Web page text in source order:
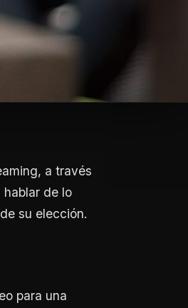
a través
hablar de lo
su elección.
para una